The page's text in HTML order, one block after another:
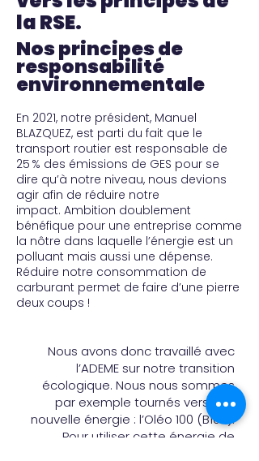
la RSE.
Nos principes de
responsabilité
environnementale
En 2021, notre président, Manuel
BLAZQUEZ, est parti du fait que le
transport routier est responsable de
25 % des émissions de GES pour se
dire qu’à notre niveau, nous devions
agir afin de réduire notre
impact. Ambition doublement
bénéfique pour une entreprise comme
la nôtre dans laquelle l’énergie est un
polluant mais aussi une dépense.
Réduire notre consommation de
carburant permet de faire d’une pierre
deux coups !
Nous avons donc travaillé avec
l’ADEME sur notre transition
écologique. Nous nous sommes
par exemple tournés vers une
nouvelle énergie : l’Oléo 100 (B100).
Pour utiliser cette énergie de